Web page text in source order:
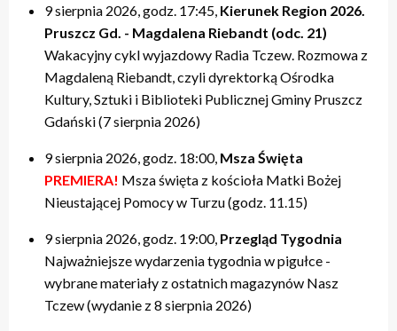
9 sierpnia 2026, godz. 17:45, Kierunek Region 2026.
Pruszcz Gd. - Magdalena Riebandt (odc. 21)
Wakacyjny cykl wyjazdowy Radia Tczew. Rozmowa z
Magdaleną Riebandt, czyli dyrektorką Ośrodka
Kultury, Sztuki i Biblioteki Publicznej Gminy Pruszcz
Gdański (7 sierpnia 2026)
9 sierpnia 2026, godz. 18:00, Msza Święta
PREMIERA! Msza święta z kościoła Matki Bożej
Nieustającej Pomocy w Turzu (godz. 11.15)
9 sierpnia 2026, godz. 19:00, Przegląd Tygodnia
Najważniejsze wydarzenia tygodnia w pigułce -
wybrane materiały z ostatnich magazynów Nasz
Tczew (wydanie z 8 sierpnia 2026)